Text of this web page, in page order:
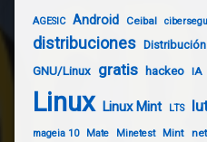
AGESIC Android Ceibal
distribuciones Distribución
GNU/Linux gratis hackeo IA
Linux Linux Mint LTS
mageia 10 Mate Minetest Mint